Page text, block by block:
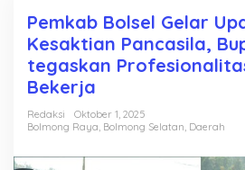
Pemkab Bolsel Gelar
Kesaktian Pancasila,
tegaskan
Bekerja
Redaksi
Oktober 1, 2025
Bolmong Raya, Bolmong Selatan, Daerah